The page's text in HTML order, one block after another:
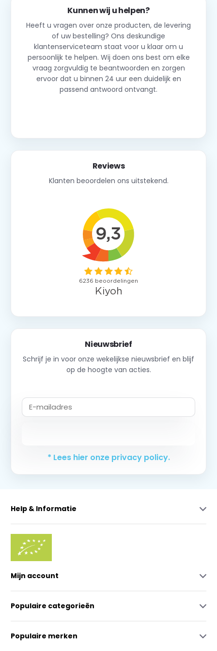
Kunnen wij u helpen?
Heeft u vragen over onze producten, de levering
of uw bestelling? Ons deskundige
klantenserviceteam staat voor u klaar om u
persoonlijk te helpen. Wij doen ons best om elke
vraag zorgvuldig te beantwoorden en zorgen
ervoor dat u binnen 24 uur een duidelijk en
passend antwoord ontvangt.
Reviews
Klanten beoordelen ons uitstekend.
Nieuwsbrief
Schrijf je in voor onze wekelijkse nieuwsbrief en blijf
op de hoogte van acties.
* Lees hier onze privacy policy.
Help & Informatie
Mijn account
Populaire categorieën
Populaire merken